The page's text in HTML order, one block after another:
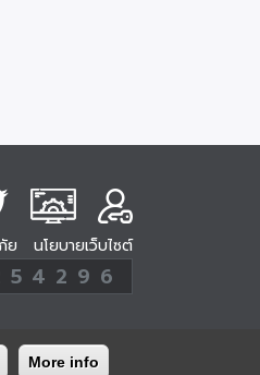
More info
ย นโยบายเว็บไซต์
5 4 2 9 6